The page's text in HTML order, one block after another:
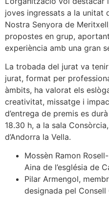
joves ingressats a la unitat
Nostra Senyora de
propostes en grup,
experiència amb una gran
La trobada del jurat va
jurat, format per
àmbits, ha valorat els
creativitat, missatge i
d’entrega de premis es
18.30 h, a la sala
d’Andorra la Vella.
Mossèn Ramon
Aina de l’església de
Pilar Armengol,
designada pel Consell